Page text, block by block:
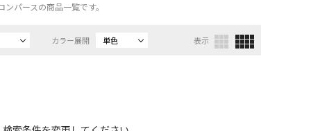
パースの商品一覧です。
カラー展開 単色 表示